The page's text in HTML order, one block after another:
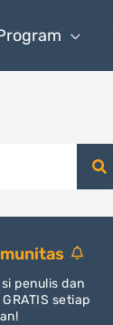
penulis dan
setiap